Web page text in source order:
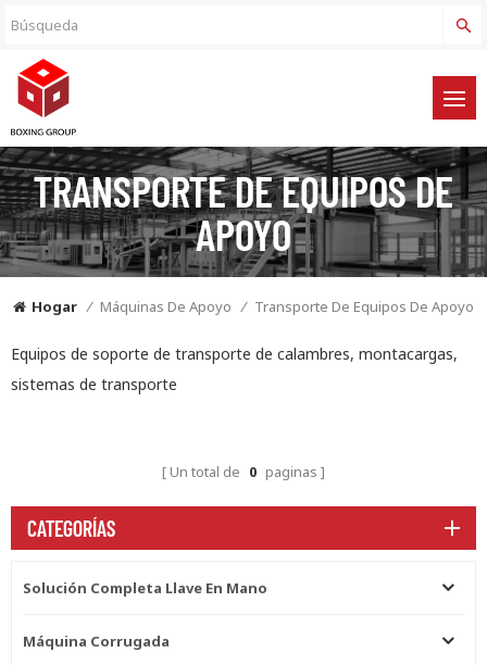
TRANSPORTE DE EQUIPOS DE
APOYO
Hogar / Máquinas De Apoyo / Transporte De Equipos De Apoyo
Equipos de soporte de transporte de calambres, montacargas,
sistemas de transporte
Un total de 0 paginas
CATEGORÍAS
Solución Completa Llave En Mano
Máquina Corrugada